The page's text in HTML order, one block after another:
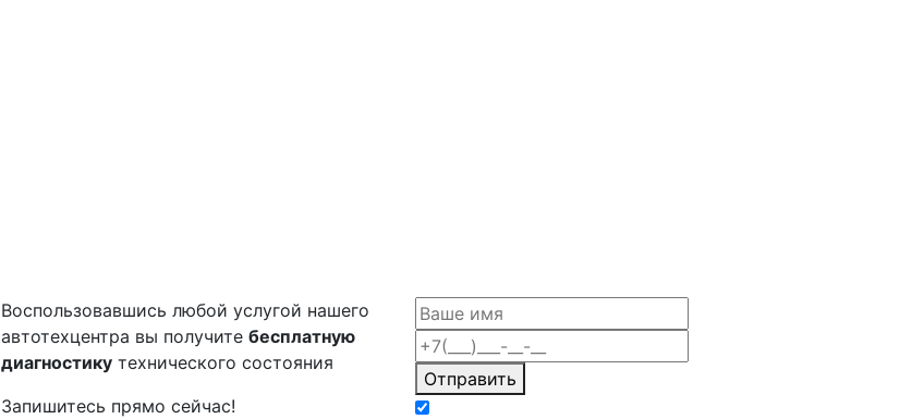
Воспользовавшись любой услугой нашего
автотехцентра вы получите бесплатную
диагностику технического состояния
Запишитесь прямо сейчас!
Отправить